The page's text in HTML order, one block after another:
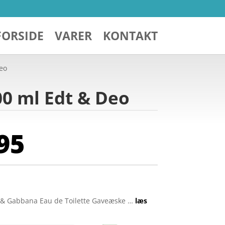
VARER KONTAKT
ml Edt & Deo
Gabbana Eau de Toilette Gaveæske … læs